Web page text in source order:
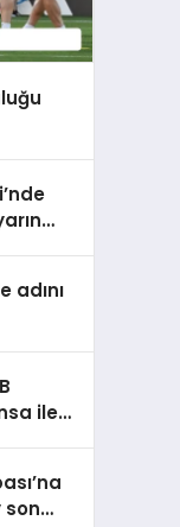
adını
ile